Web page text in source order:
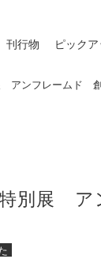
刊行物 ピック
アンフレームド
特別展